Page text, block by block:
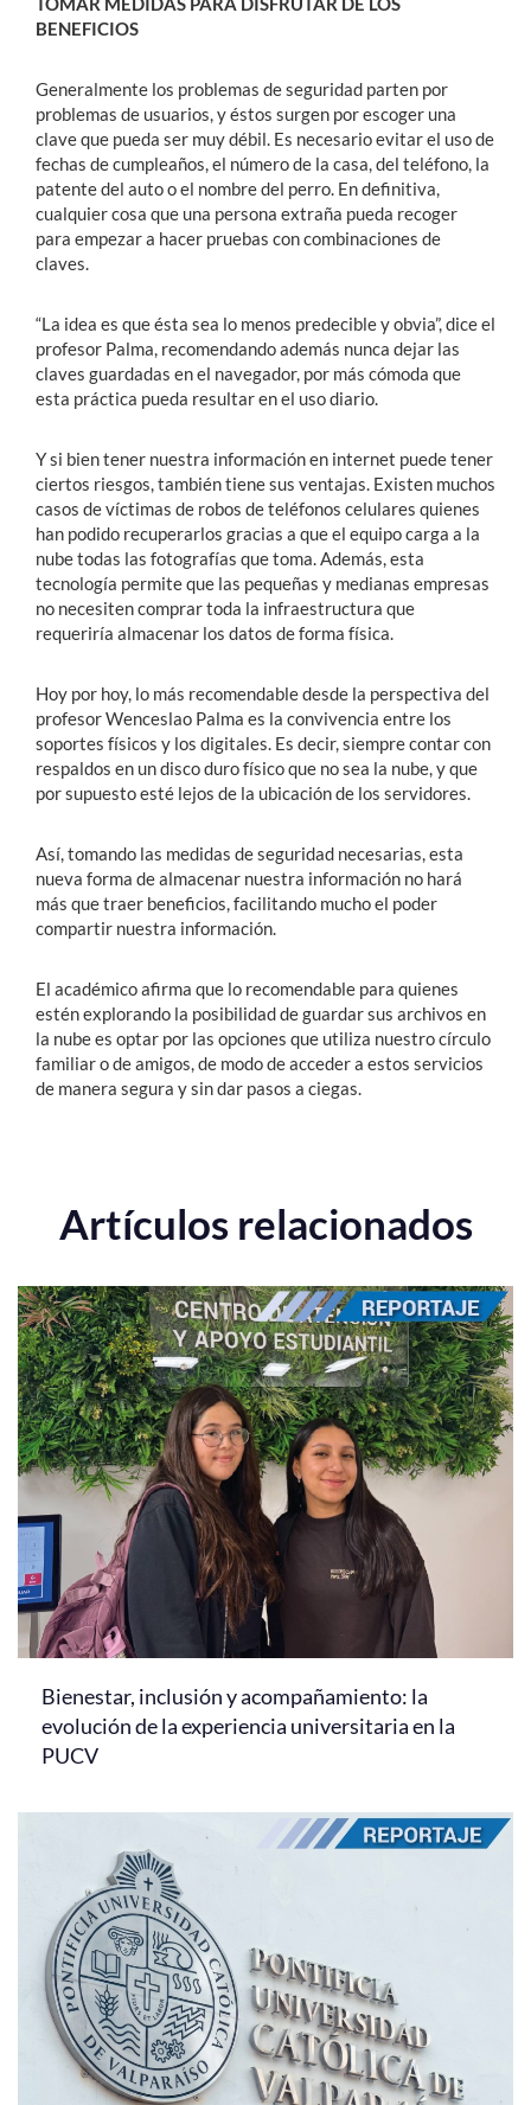
BENEFICIOS
Generalmente los problemas de seguridad parten por
problemas de usuarios, y éstos surgen por escoger una
clave que pueda ser muy débil. Es necesario evitar el uso de
fechas de cumpleaños, el número de la casa, del teléfono, la
patente del auto o el nombre del perro. En definitiva,
cualquier cosa que una persona extraña pueda recoger
para empezar a hacer pruebas con combinaciones de
claves.
“La idea es que ésta sea lo menos predecible y obvia”, dice el
profesor Palma, recomendando además nunca dejar las
claves guardadas en el navegador, por más cómoda que
esta práctica pueda resultar en el uso diario.
Y si bien tener nuestra información en internet puede tener
ciertos riesgos, también tiene sus ventajas. Existen muchos
casos de víctimas de robos de teléfonos celulares quienes
han podido recuperarlos gracias a que el equipo carga a la
nube todas las fotografías que toma. Además, esta
tecnología permite que las pequeñas y medianas empresas
no necesiten comprar toda la infraestructura que
requeriría almacenar los datos de forma física.
Hoy por hoy, lo más recomendable desde la perspectiva del
profesor Wenceslao Palma es la convivencia entre los
soportes físicos y los digitales. Es decir, siempre contar con
respaldos en un disco duro físico que no sea la nube, y que
por supuesto esté lejos de la ubicación de los servidores.
Así, tomando las medidas de seguridad necesarias, esta
nueva forma de almacenar nuestra información no hará
más que traer beneficios, facilitando mucho el poder
compartir nuestra información.
El académico afirma que lo recomendable para quienes
estén explorando la posibilidad de guardar sus archivos en
la nube es optar por las opciones que utiliza nuestro círculo
familiar o de amigos, de modo de acceder a estos servicios
de manera segura y sin dar pasos a ciegas.
Artículos relacionados
Bienestar, inclusión y acompañamiento: la
evolución de la experiencia universitaria en la
PUCV